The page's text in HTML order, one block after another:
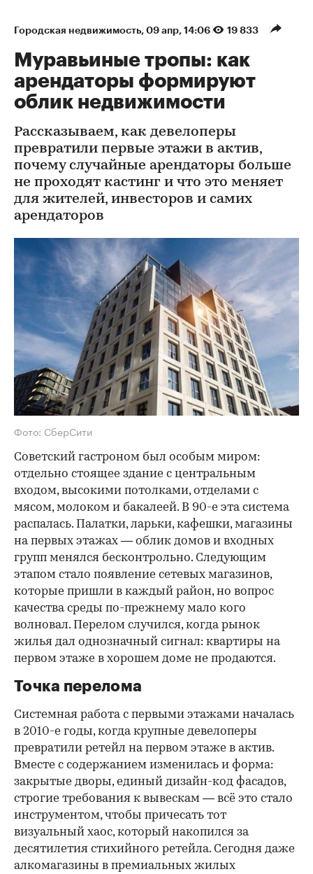
Городская недвижимость 09 апр, 14:06 19 833
Муравьиные тропы: как
арендаторы формируют
облик недвижимости
Рассказываем, как девелоперы
превратили первые этажи в актив,
почему случайные арендаторы больше
не проходят кастинг и что это меняет
для жителей, инвесторов и самих
арендаторов
Фото: СберСити
Советский гастроном был особым миром:
отдельно стоящее здание с центральным
входом, высокими потолками, отделами с
мясом, молоком и бакалеей. В 90-е эта система
распалась. Палатки, ларьки, кафешки, магазины
на первых этажах — облик домов и входных
групп менялся бесконтрольно. Следующим
этапом стало появление сетевых магазинов,
которые пришли в каждый район, но вопрос
качества среды по-прежнему мало кого
волновал. Перелом случился, когда рынок
жилья дал однозначный сигнал: квартиры на
первом этаже в хорошем доме не продаются.
Точка перелома
Системная работа с первыми этажами началась
в 2010-е годы, когда крупные девелоперы
превратили ретейл на первом этаже в актив.
Вместе с содержанием изменилась и форма:
закрытые дворы, единый дизайн-код фасадов,
строгие требования к вывескам — всё это стало
инструментом, чтобы причесать тот
визуальный хаос, который накопился за
десятилетия стихийного ретейла. Сегодня даже
алкомагазины в премиальных жилых